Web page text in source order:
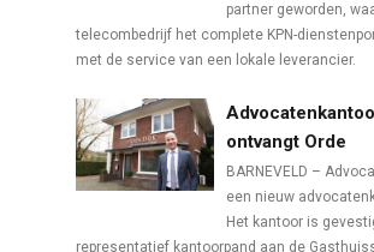
partner geworden,
telecombedrijf het complete KPN-
met de service van een lokale leverancier.
ontvangt Orde
BARNEVELD –
een nieuw
Het kantoor is
representatief kantoorpand aan de